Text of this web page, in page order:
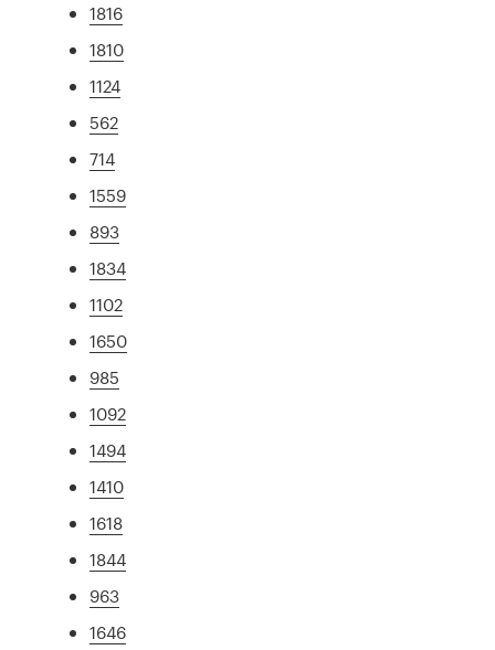
1816
1810
1124
562
714
1559
893
1834
1102
1650
985
1092
1494
1410
1618
1844
963
1646